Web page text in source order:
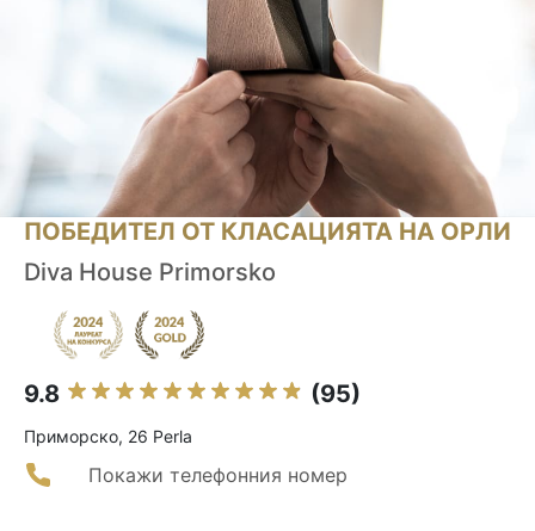
ПОБЕДИТЕЛ ОТ КЛАСАЦИЯТА НА ОРЛИ
Diva House Primorsko
9.8 (95)
Приморско, 26 Perla
Покажи телефонния номер